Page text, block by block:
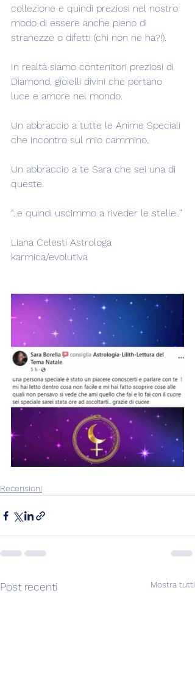
collezione e quindi preziosi nel nostro
modo di essere anche pieno di
stranezze o difetti (chi non ne ha?!).
In realtà siamo contenitori preziosi di
Diamond, gioielli divini che portano
luce e amore nel mondo.
Un abbraccio a tutte le Anime Speciali
che incontro sul mio cammino.
Un abbraccio a te Sara che sei una di
queste.
“..e quindi uscimmo a riveder le stelle..”
Liana Celesti Astrologa
karmica/evolutiva
Recensioni
Post recenti Mostra tutti